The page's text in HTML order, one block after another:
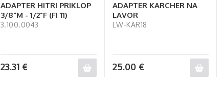
ADAPTER HITRI PRIKLOP
3/8"M - 1/2"F (FI 11)
3.100.0043
23.31 €
ADAPTER KARCHER NA
LAVOR
LW-KAR18
25.00 €